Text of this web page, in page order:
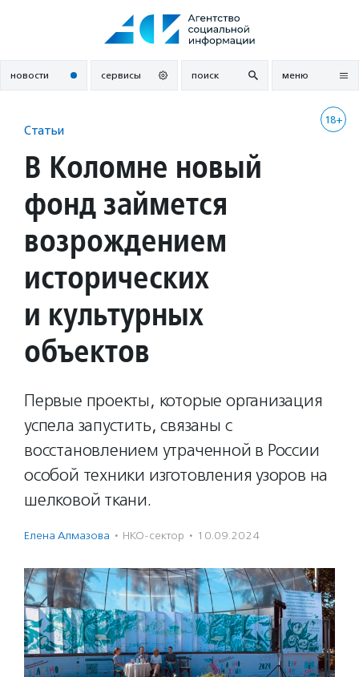
новости сервисы поиск меню
18+
Статьи
В Коломне новый
фонд займется
возрождением
исторических
и культурных
объектов
Первые проекты, которые организация
успела запустить, связаны с
восстановлением утраченной в России
особой техники изготовления узоров на
шелковой ткани.
Елена Алмазова · НКО-сектор · 10.09.2024